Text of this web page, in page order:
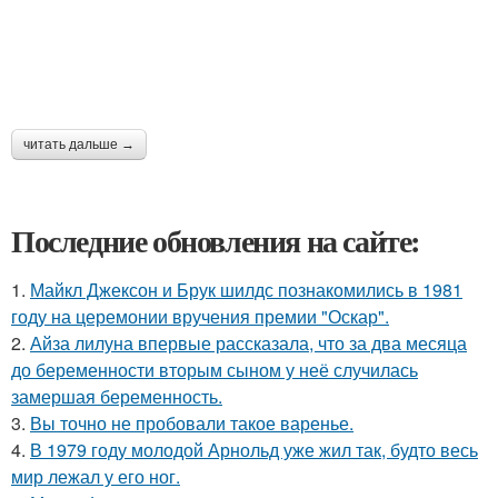
читать дальше →
Последние обновления на сайте:
1. Майкл Джексон и Брук шилдс познакомились в 1981
году на церемонии вручения премии "Оскар".
2. Айза лилуна впервые рассказала, что за два месяца
до беременности вторым сыном у неё случилась
замершая беременность.
3. Вы точно не пробовали такое варенье.
4. В 1979 году молодой Арнольд уже жил так, будто весь
мир лежал у его ног.